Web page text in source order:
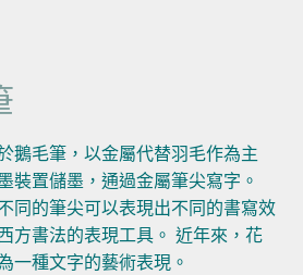
鵝毛筆，以金屬代替羽毛作為主
裝置儲墨，通過金屬筆尖寫字。
同的筆尖可以表現出不同的書寫效
方書法的表現工具。 近年來，花
一種文字的藝術表現。